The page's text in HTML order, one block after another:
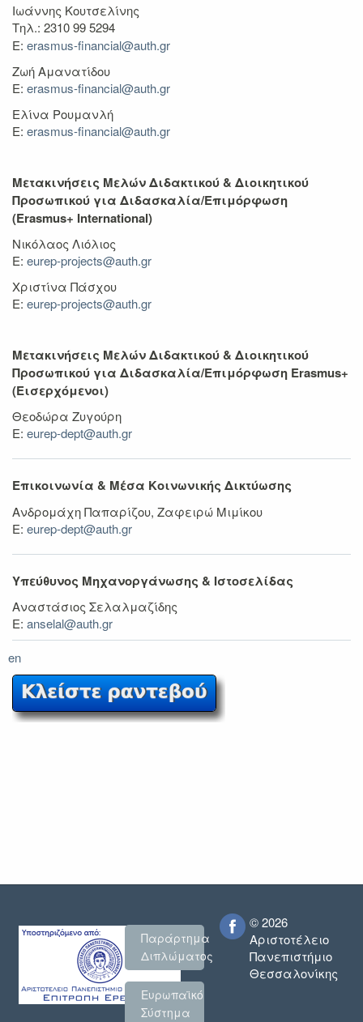
Ιωάννης Κουτσελίνης
Τηλ.: 2310 99 5294
Ε: erasmus-financial@auth.gr
Ζωή Αμανατίδου
Ε: erasmus-financial@auth.gr
Ελίνα Ρουμανλή
Ε: erasmus-financial@auth.gr
Μετακινήσεις Μελών Διδακτικού & Διοικητικού
Προσωπικού για Διδασκαλία/Επιμόρφωση
(Erasmus+ International)
Νικόλαος Λιόλιος
Ε: eurep-projects@auth.gr
Χριστίνα Πάσχου
Ε: eurep-projects@auth.gr
Μετακινήσεις Μελών Διδακτικού & Διοικητικού
Προσωπικού για Διδασκαλία/Επιμόρφωση Erasmus+
(Εισερχόμενοι)
Θεοδώρα Ζυγούρη
Ε: eurep-dept@auth.gr
Επικοινωνία & Μέσα Κοινωνικής Δικτύωσης
Ανδρομάχη Παπαρίζου, Ζαφειρώ Μιμίκου
Ε: eurep-dept@auth.gr
Υπεύθυνος Μηχανοργάνωσης & Ιστοσελίδας
Αναστάσιος Σελαλμαζίδης
Ε: anselal@auth.gr
en
Παράρτημα
Διπλώματος
Ευρωπαϊκό
Σύστημα
© 2026
Αριστοτέλειο
Πανεπιστήμιο
Θεσσαλονίκης